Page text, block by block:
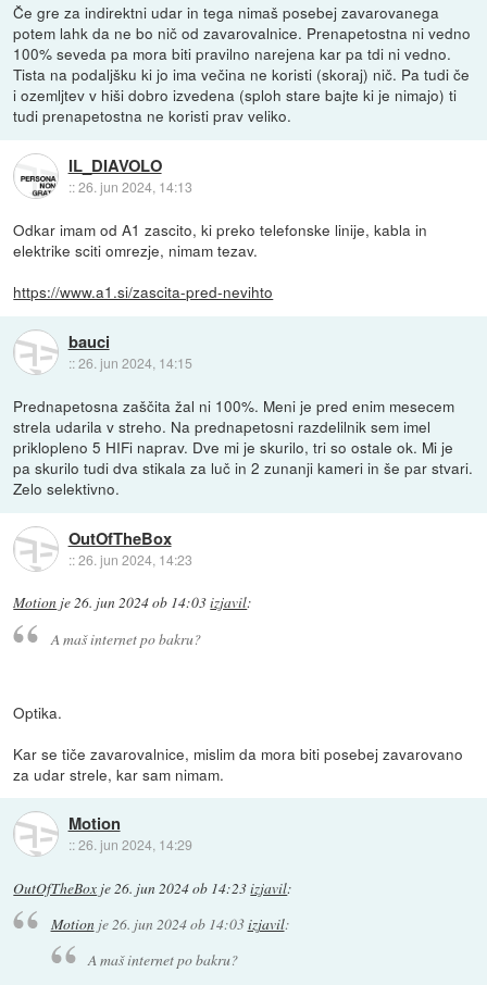
Če gre za indirektni udar in tega nimaš posebej zavarovanega
potem lahk da ne bo nič od zavarovalnice. Prenapetostna ni vedno
100% seveda pa mora biti pravilno narejena kar pa tdi ni vedno.
Tista na podaljšku ki jo ima večina ne koristi (skoraj) nič. Pa tudi če
i ozemljtev v hiši dobro izvedena (sploh stare bajte ki je nimajo) ti
tudi prenapetostna ne koristi prav veliko.
IL_DIAVOLO
::26. jun 2024, 14:13
Odkar imam od A1 zascito, ki preko telefonske linije, kabla in
elektrike sciti omrezje, nimam tezav.
https://www.a1.si/zascita-pred-nevihto
bauci
::26. jun 2024, 14:15
Prednapetosna zaščita žal ni 100%. Meni je pred enim mesecem
strela udarila v streho. Na prednapetosni razdelilnik sem imel
priklopleno 5 HIFi naprav. Dve mi je skurilo, tri so ostale ok. Mi je
pa skurilo tudi dva stikala za luč in 2 zunanji kameri in še par stvari.
Zelo selektivno.
OutOfTheBox
::26. jun 2024, 14:23
Motion je26. jun 2024 ob 14:03izjavil:
A maš internet po bakru?
Optika.
Kar se tiče zavarovalnice, mislim da mora biti posebej zavarovano
za udar strele, kar sam nimam.
Motion
::26. jun 2024, 14:29
OutOfTheBox je26. jun 2024 ob 14:23izjavil:
Motionje26. jun 2024 ob 14:03izjavil:
A maš internet po bakru?